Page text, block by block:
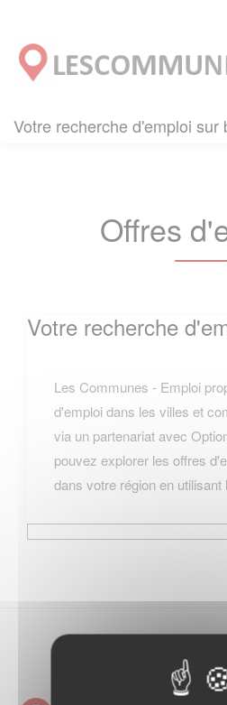
Votre recherche d'emploi sur
Offres
Votre recherche
Les Communes - Emploi
d'emploi dans les villes et
via un partenariat avec
pouvez explorer les offres
dans votre région en